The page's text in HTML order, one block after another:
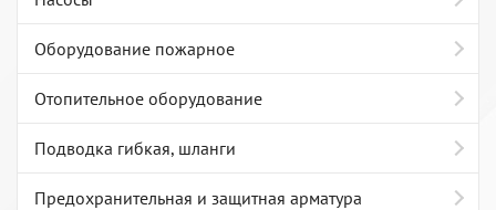
Оборудование пожарное
Отопительное оборудование
Подводка гибкая, шланги
Предохранительная и защитная арматура